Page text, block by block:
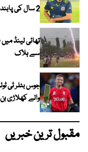
2 سال کی پابندی
تھائی لینڈ
سے ہلاک
جوس بٹلر ٹی
والے کھلاڑی
مقبول ترین خبریں